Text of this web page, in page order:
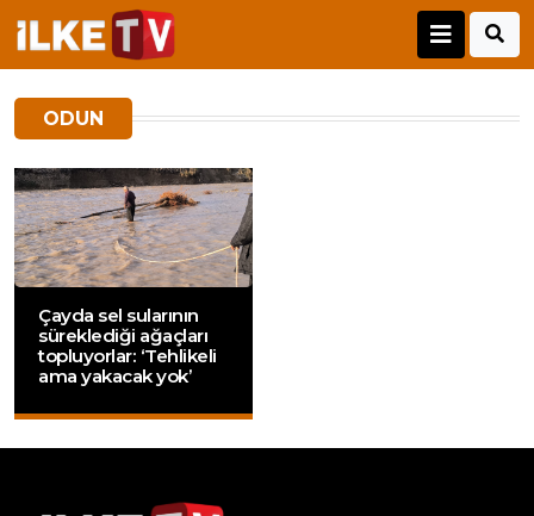
ODUN
Çayda sel sularının
süreklediği ağaçları
topluyorlar: ‘Tehlikeli
ama yakacak yok’